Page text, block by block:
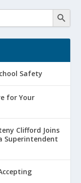
Safety
for Your
Clifford Joins
Superintendent